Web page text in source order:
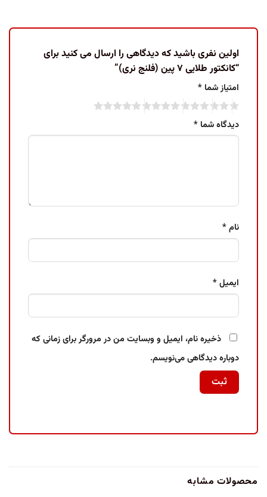
اولین نفری باشید که دیدگاهی را ارسال می کنید برای
“کانکتور طلایی ۷ پین (فلنج نری)”
امتیاز شما *
دیدگاه شما *
نام*
ایمیل*
ذخیره نام، ایمیل و وبسایت من در مرورگر برای زمانی که
دوباره دیدگاهی می‌نویسم.
محصولات مشابه